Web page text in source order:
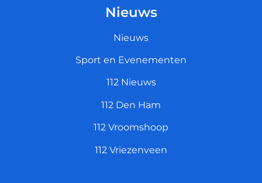
Nieuws
Nieuws
Sport en Evenementen
112 Nieuws
112 Den Ham
112 Vroomshoop
112 Vriezenveen